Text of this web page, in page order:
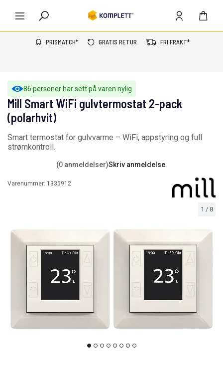
PRISMATCH* GRATIS RETUR FRI FRAKT*
86 personer har sett på varen nylig
1 / 8
Mill Smart WiFi gulvtermostat 2-pack
(polarhvit)
Smart termostat for gulvvarme – WiFi, appstyring og full
strømkontroll.
(0 anmeldelser)Skriv anmeldelse
Varenummer: 1335912